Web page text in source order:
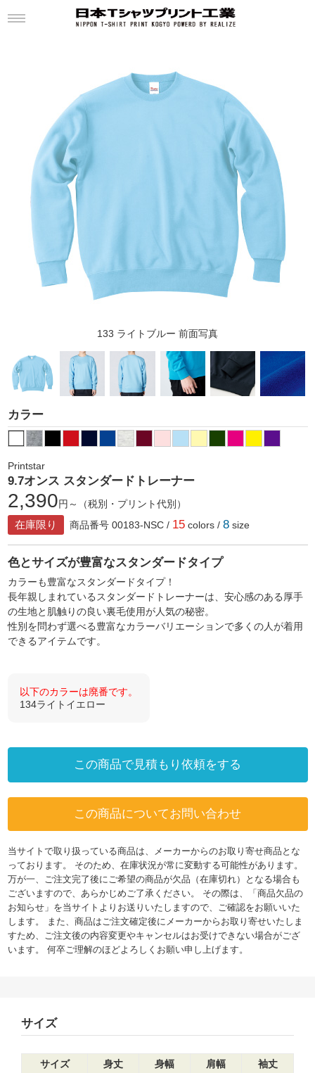
Printstar
9.7オンス スタンダードトレーナー
2,390円～（税別・プリント代別）
在庫限り 商品番号 00183-NSC / 15colors / 8size
色とサイズが豊富なスタンダードタイプ
カラーも豊富なスタンダードタイプ！
長年親しまれているスタンダードトレーナーは、安心感のある厚手
の生地と肌触りの良い裏毛使用が人気の秘密。
性別を問わず選べる豊富なカラーバリエーションで多くの人が着用
できるアイテムです。
以下のカラーは廃番です。
134ライトイエロー
この商品で見積もり依頼をする
この商品についてお問い合わせ
当サイトで取り扱っている商品は、メーカーからのお取り寄せ商品とな
っております。 そのため、在庫状況が常に変動する可能性があります。
万が一、ご注文完了後にご希望の商品が欠品（在庫切れ）となる場合も
ございますので、あらかじめご了承ください。 その際は、「商品欠品の
お知らせ」を当サイトよりお送りいたしますので、ご確認をお願いいた
します。 また、商品はご注文確定後にメーカーからお取り寄せいたしま
すため、ご注文後の内容変更やキャンセルはお受けできない場合がござ
います。 何卒ご理解のほどよろしくお願い申し上げます。
133 ライトブルー 前面写真
カラー
サイズ
サイズ 身丈 身幅 肩幅
袖丈